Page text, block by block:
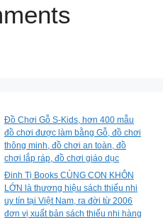
Đồ Chơi Gỗ S-Kids, hơn 400 mẫu
đồ chơi được làm bằng Gỗ, đồ chơi
thông minh, đồ chơi an toàn, đồ
chơi lắp ráp, đồ chơi giáo dục
Đinh Tị Books CÙNG CON KHÔN
LỚN là thương hiệu sách thiếu nhi
uy tín tại Việt Nam, ra đời từ 2006
đơn vị xuất bản sách thiếu nhi hàng